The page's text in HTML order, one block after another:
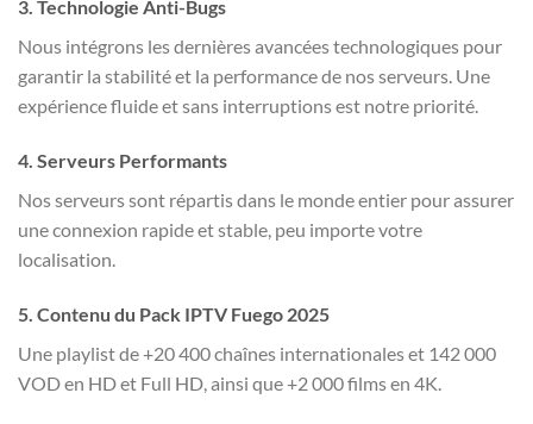
3. Technologie Anti-Bugs
Nous intégrons les dernières avancées technologiques pour
garantir la stabilité et la performance de nos serveurs. Une
expérience fluide et sans interruptions est notre priorité.
4. Serveurs Performants
Nos serveurs sont répartis dans le monde entier pour assurer
une connexion rapide et stable, peu importe votre
localisation.
5. Contenu du Pack IPTV Fuego 2025
Une playlist de +20 400 chaînes internationales et 142 000
VOD en HD et Full HD, ainsi que +2 000 films en 4K.